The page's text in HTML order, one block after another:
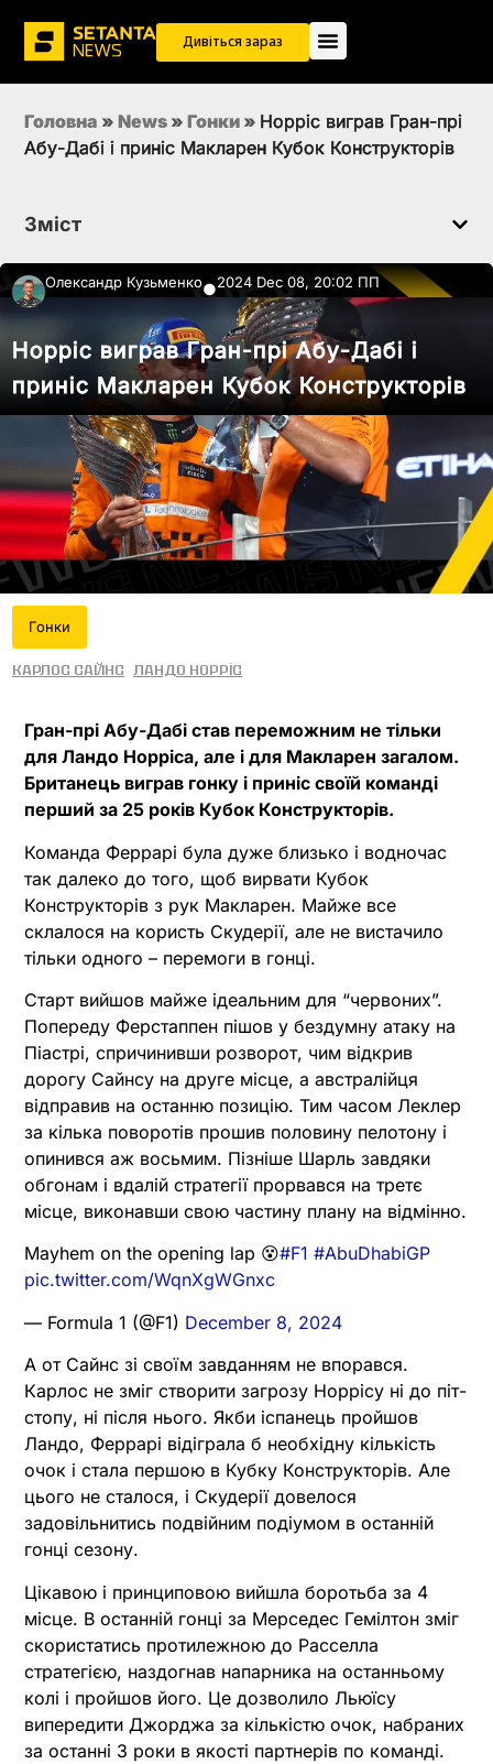
Дивіться зараз
Головна » News » Гонки » Норріс виграв Гран-прі
Абу-Дабі і приніс Макларен Кубок Конструкторів
Зміст
Олександр Кузьменко●2024 Dec 08, 20:02 ПП
Норріс виграв Гран-прі Абу-Дабі і
приніс Макларен Кубок Конструкторів
Гонки
Карлос Сайнс Ландо Норріс
Гран-прі Абу-Дабі став переможним не тільки
для Ландо Норріса, але і для Макларен загалом.
Британець виграв гонку і приніс своїй команді
перший за 25 років Кубок Конструкторів.
Команда Феррарі була дуже близько і водночас
так далеко до того, щоб вирвати Кубок
Конструкторів з рук Макларен. Майже все
склалося на користь Скудерії, але не вистачило
тільки одного – перемоги в гонці.
Старт вийшов майже ідеальним для “червоних”.
Попереду Ферстаппен пішов у бездумну атаку на
Піастрі, спричинивши розворот, чим відкрив
дорогу Сайнсу на друге місце, а австралійця
відправив на останню позицію. Тим часом Леклер
за кілька поворотів прошив половину пелотону і
опинився аж восьмим. Пізніше Шарль завдяки
обгонам і вдалій стратегії прорвався на третє
місце, виконавши свою частину плану на відмінно.
Mayhem on the opening lap 😵#F1 #AbuDhabiGP
pic.twitter.com/WqnXgWGnxc
— Formula 1 (@F1) December 8, 2024
А от Сайнс зі своїм завданням не впорався.
Карлос не зміг створити загрозу Норрісу ні до піт-
стопу, ні після нього. Якби іспанець пройшов
Ландо, Феррарі відіграла б необхідну кількість
очок і стала першою в Кубку Конструкторів. Але
цього не сталося, і Скудерії довелося
задовільнитись подвійним подіумом в останній
гонці сезону.
Цікавою і принциповою вийшла боротьба за 4
місце. В останній гонці за Мерседес Гемілтон зміг
скористатись протилежною до Расселла
стратегією, наздогнав напарника на останньому
колі і пройшов його. Це дозволило Льюїсу
випередити Джорджа за кількістю очок, набраних
за останні 3 роки в якості партнерів по команді.